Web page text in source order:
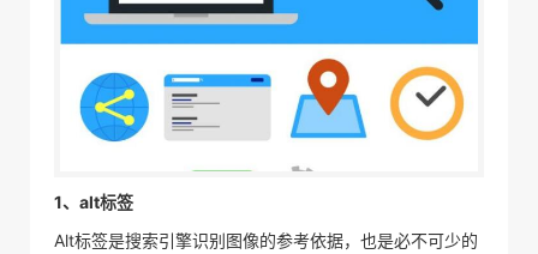
1、alt标签
Alt标签是搜索引擎识别图像的参考依据，也是必不可少的